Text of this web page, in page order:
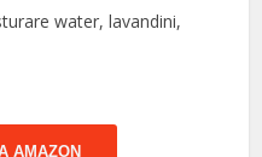
water, lavandini,
AMAZON